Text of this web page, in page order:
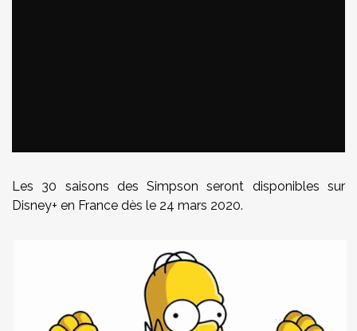
Les 30 saisons des Simpson seront disponibles sur
Disney+ en France dès le 24 mars 2020.